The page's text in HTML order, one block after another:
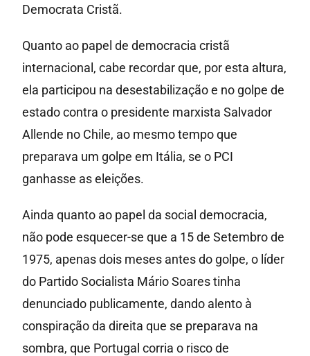
Democrata Cristã.
Quanto ao papel de democracia cristã
internacional, cabe recordar que, por esta altura,
ela participou na desestabilização e no golpe de
estado contra o presidente marxista Salvador
Allende no Chile, ao mesmo tempo que
preparava um golpe em Itália, se o PCI
ganhasse as eleições.
Ainda quanto ao papel da social democracia,
não pode esquecer-se que a 15 de Setembro de
1975, apenas dois meses antes do golpe, o líder
do Partido Socialista Mário Soares tinha
denunciado publicamente, dando alento à
conspiração da direita que se preparava na
sombra, que Portugal corria o risco de